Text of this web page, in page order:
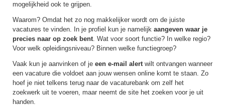
mogelijkheid ook te grijpen.
Waarom? Omdat het zo nog makkelijker wordt om de juiste
vacatures te vinden. In je profiel kun je namelijk aangeven waar je
precies naar op zoek bent. Wat voor soort functie? In welke regio?
Voor welk opleidingsniveau? Binnen welke functiegroep?
Vaak kun je aanvinken of je een e-mail alertwilt ontvangen wanneer
een vacature die voldoet aan jouw wensen online komt te staan. Zo
hoef je niet telkens terug naar de vacaturebank om zelf het
zoekwerk uit te voeren, maar neemt de site het zoeken voor je uit
handen.